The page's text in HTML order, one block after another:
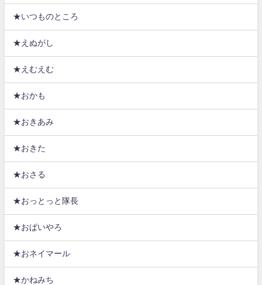
★いつものところ
★えぬがし
★えむえむ
★おかも
★おきあみ
★おきた
★おさる
★おっとっと隊長
★おぱいやろ
★おネイマール
★かねみち